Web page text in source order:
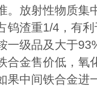
。放射性物质集
钨渣重1/4，有
一级品及大于
合金售价低，氧
果中间铁合金进